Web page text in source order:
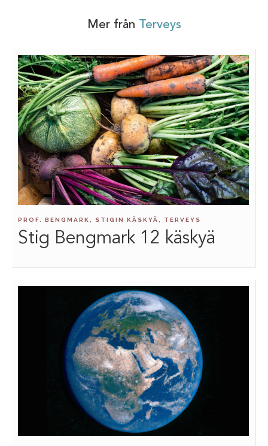
Mer från Terveys
PROF. BENGMARK, STIGIN KÄSKYÄ, TERVEYS
Stig Bengmark 12 käskyä